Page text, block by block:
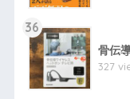
36
骨伝
327